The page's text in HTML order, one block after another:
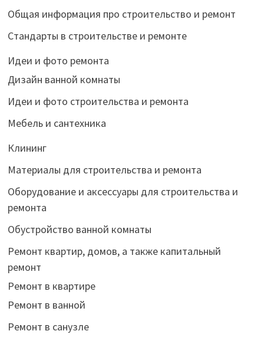
Общая информация про строительство и ремонт
Стандарты в строительстве и ремонте
Идеи и фото ремонта
Дизайн ванной комнаты
Идеи и фото строительства и ремонта
Мебель и сантехника
Клининг
Материалы для строительства и ремонта
Оборудование и аксессуары для строительства и
ремонта
Обустройство ванной комнаты
Ремонт квартир, домов, а также капитальный
ремонт
Ремонт в квартире
Ремонт в ванной
Ремонт в санузле